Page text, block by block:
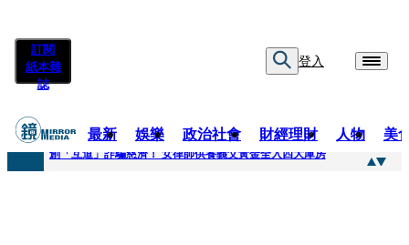
訂閱
紙本雜
誌
登入
最新 娛樂 政治社會 財經理財 人物 美
快訊
創「互道」詐騙慈濟！ 女律師供養義父黃金全入四大庫房